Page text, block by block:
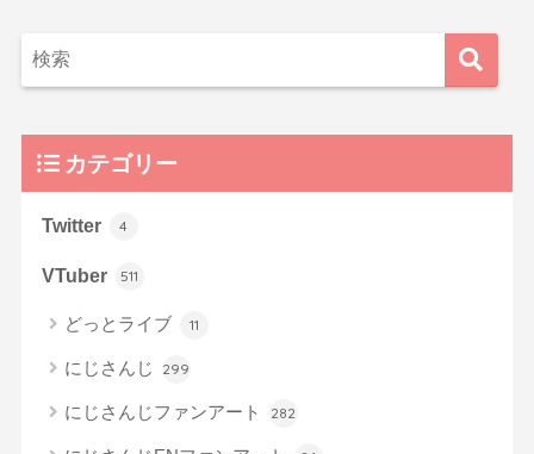
カテゴリー
Twitter 4
VTuber 511
どっとライブ 11
にじさんじ 299
にじさんじファンアート 282